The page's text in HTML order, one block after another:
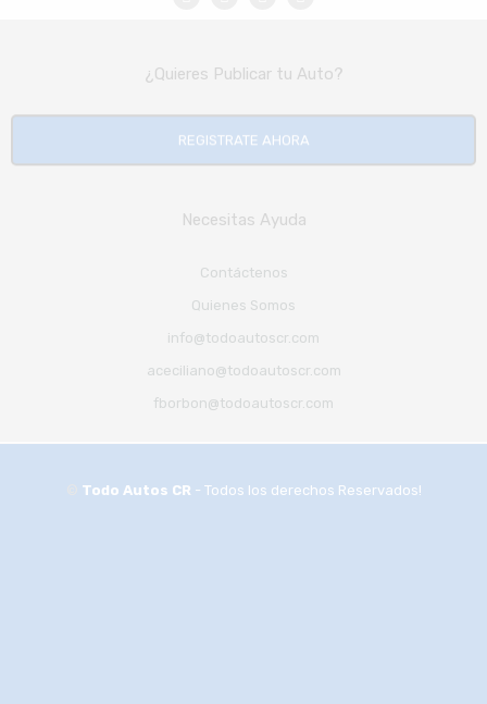
¿Quieres Publicar tu Auto?
REGISTRATE AHORA
Necesitas Ayuda
Contáctenos
Quienes Somos
info@todoautoscr.com
aceciliano@todoautoscr.com
fborbon@todoautoscr.com
Todo Autos CR - Todos los derechos Reservados!